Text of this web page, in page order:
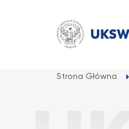
Strona Główna